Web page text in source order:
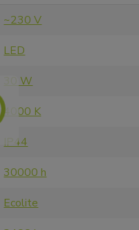
~230 V
LED
30 W
4000 K
IP44
30000 h
Ecolite